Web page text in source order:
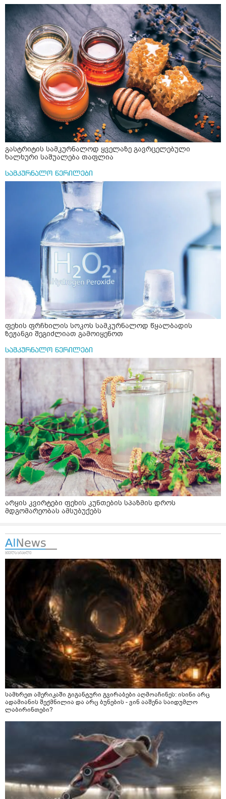
გასტრიტის სამკურნალოდ ყველაზე გავრცელებული
ხალხური საშუალება თაფლია
სამკურნალო წერილები
ფეხის ფრჩხილის სოკოს სამკურნალოდ წყალბადის
ზეჟანგი შეგიძლიათ გამოიყენოთ
სამკურნალო წერილები
არყის კვირტები ფეხის კუნთების სპაზმის დროს
მდგომარეობას ამსუბუქებს
სამხრეთ ამერიკაში გიგანტური გვირაბები აღმოაჩინეს: ისინი არც
ადამიანის შექმნილია და არც ბუნების - ვინ ააშენა საიდუმლო
ლაბირინთები?